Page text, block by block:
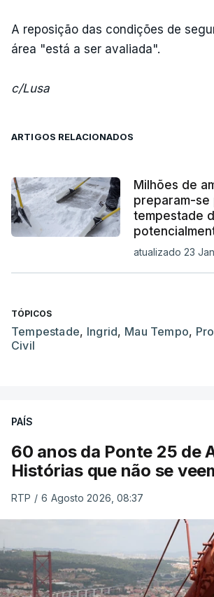
A reposição das condições de
área "está a ser avaliada".
c/Lusa
ARTIGOS RELACIONADOS
Milhões de
preparam-se
tempestade
atualizado 23
TÓPICOS
Tempestade, Ingrid, Mau Tempo,
Civil
PAÍS
60 anos da Ponte 25 de
Histórias que não se
RTP / 6 Agosto 2026, 08:37